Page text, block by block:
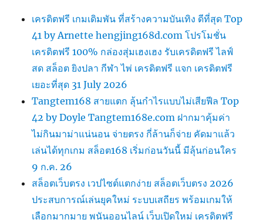
เครดิตฟรี เกมเดิมพัน ที่สร้างความบันเทิง ดีที่สุด Top
41 by Arnette hengjing168d.com โปรโมชั่น
เครดิตฟรี 100% กล่องสุ่มเฮงเฮง รับเครดิตฟรี ไลฟ์
สด สล็อต ยิงปลา กีฬา ไพ่ เครดิตฟรี แจก เครดิตฟรี
เยอะที่สุด 31 July 2026
Tangtem168 สายแตก ลุ้นกำไรแบบไม่เสียฟีล Top
42 by Doyle Tangtem168e.com ฝากมาคุ้มค่า
ไม่กินมาม่าแน่นอน จ่ายตรง กี่ล้านก็จ่าย คัดมาแล้ว
เล่นได้ทุกเกม สล็อต168 เริ่มก่อนวันนี้ มีลุ้นก่อนใคร
9 ก.ค. 26
สล็อตเว็บตรง เวปไซต์แตกง่าย สล็อตเว็บตรง 2026
ประสบการณ์เล่นยุคใหม่ ระบบเสถียร พร้อมเกมให้
เลือกมากมาย พนันออนไลน์ เว็บเปิดใหม่ เครดิตฟรี